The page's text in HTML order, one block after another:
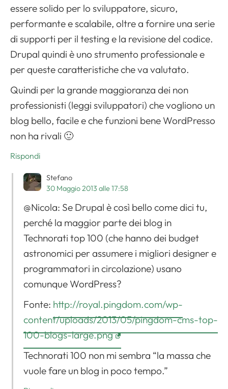
essere solido per lo sviluppatore, sicuro,
performante e scalabile, oltre a fornire una serie
di supporti per il testing e la revisione del codice.
Drupal quindi è uno strumento professionale e
per queste caratteristiche che va valutato.
Quindi per la grande maggioranza dei non
professionisti (leggi sviluppatori) che vogliono un
blog bello, facile e che funzioni bene WordPresso
non ha rivali 🙂
Rispondi
Stefano
30 Maggio 2013 alle 17:58
@Nicola: Se Drupal è così bello come dici tu,
perché la maggior parte dei blog in
Technorati top 100 (che hanno dei budget
astronomici per assumere i migliori designer e
programmatori in circolazione) usano
comunque WordPress?
Fonte: http://royal.pingdom.com/wp-
content/uploads/2013/05/pingdom-cms-top-
100-blogs-large.png
Technorati 100 non mi sembra “la massa che
vuole fare un blog in poco tempo.”